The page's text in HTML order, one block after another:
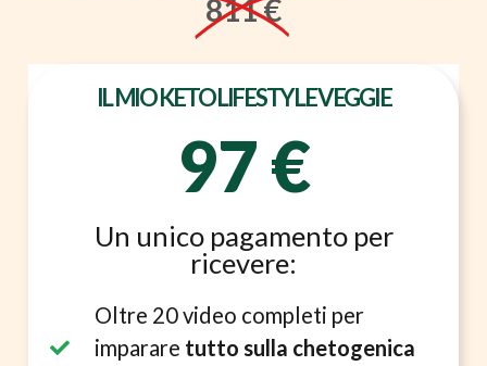
811 €
IL MIO KETO LIFESTYLE VEGGIE
97 €
Un unico pagamento per
ricevere:
Oltre 20 video completi per
imparare tutto sulla chetogenica